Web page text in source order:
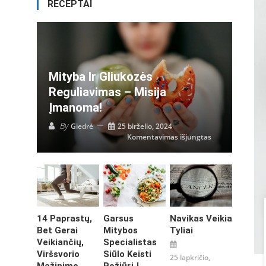
RECEPTAI
Mityba Ir Gliukozės
Reguliavimas – Misija
Įmanoma!
ByGiedrė
25 birželio, 2024
Komentavimas išjungtasįraše
ir
reguliavimas
–
misija
įmanoma!
14 Paprastų,
Bet Gerai
Veikiančių,
Viršsvorio
Garsus
Mitybos
Specialistas
Siūlo Keisti
Navikas Veikia
Tyliai
25 lapkričio,